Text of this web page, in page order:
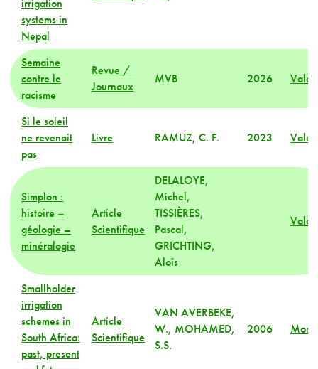
irrigation
systems in
Nepal
Semaine
contre le
racisme
Revue /
Journaux
MVB 2026 Valais
Si le soleil
ne revenait
pas
Livre RAMUZ, C. F. 2023 Valais
Simplon :
histoire –
géologie –
minéralogie
Article
Scientifique
DELALOYE,
Michel,
TISSIÈRES,
Pascal,
GRICHTING,
Aloïs
Valais
Smallholder
irrigation
schemes in
South Africa:
past, present
Article
Scientifique
VAN AVERBEKE,
W., MOHAMED,
S.S.
2006